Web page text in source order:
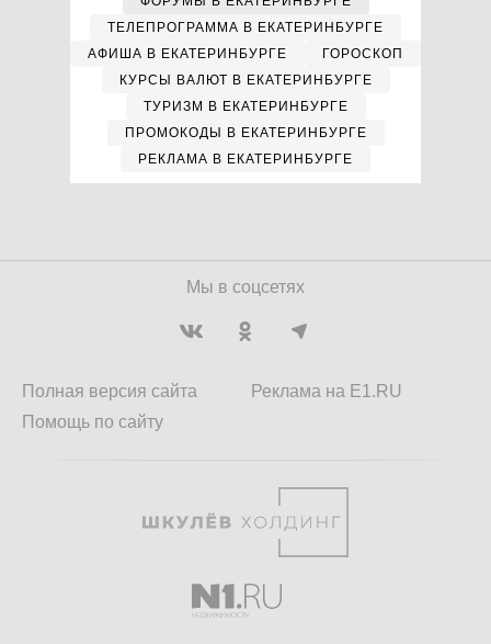
ТЕЛЕПРОГРАММА В ЕКАТЕРИНБУРГЕ
АФИША В ЕКАТЕРИНБУРГЕ
ГОРОСКОП
КУРСЫ ВАЛЮТ В ЕКАТЕРИНБУРГЕ
ТУРИЗМ В ЕКАТЕРИНБУРГЕ
ПРОМОКОДЫ В ЕКАТЕРИНБУРГЕ
РЕКЛАМА В ЕКАТЕРИНБУРГЕ
Мы в соцсетях
Полная версия сайта
Помощь по сайту
Реклама на E1.RU